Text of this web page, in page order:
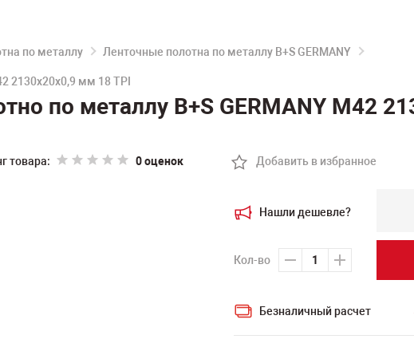
по металлу Ленточные полотна по металлу B+S GERMANY
2130х20х0,9 мм 18 TPI
по металлу B+S GERMANY M42
товара: 0 оценок Добавить в избранное
Нашли дешевле?
Кол-во
Безналичный расчет